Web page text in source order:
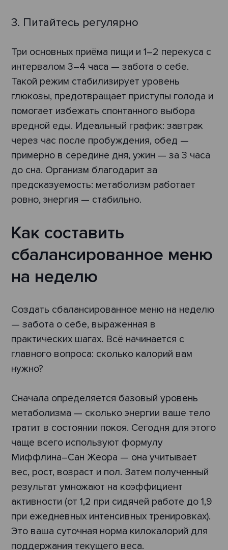
3. Питайтесь регулярно
Три основных приёма пищи и 1–2 перекуса с
интервалом 3–4 часа — забота о себе.
Такой режим стабилизирует уровень
глюкозы, предотвращает приступы голода и
помогает избежать спонтанного выбора
вредной еды. Идеальный график: завтрак
через час после пробуждения, обед —
примерно в середине дня, ужин — за 3 часа
до сна. Организм благодарит за
предсказуемость: метаболизм работает
ровно, энергия — стабильно.
Как составить
сбалансированное меню
на неделю
Создать сбалансированное меню на неделю
— забота о себе, выраженная в
практических шагах. Всё начинается с
главного вопроса: сколько калорий вам
нужно?
Сначала определяется базовый уровень
метаболизма — сколько энергии ваше тело
тратит в состоянии покоя. Сегодня для этого
чаще всего используют формулу
Миффлина–Сан Жеора — она учитывает
вес, рост, возраст и пол. Затем полученный
результат умножают на коэффициент
активности (от 1,2 при сидячей работе до 1,9
при ежедневных интенсивных тренировках).
Это ваша суточная норма килокалорий для
поддержания текущего веса.